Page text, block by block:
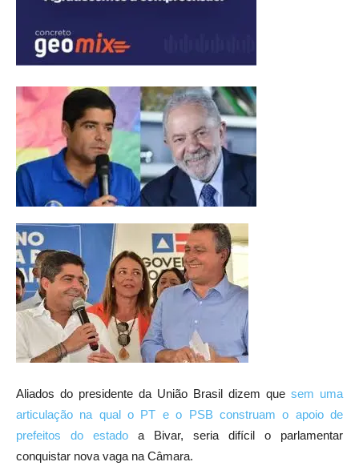
Aliados do presidente da União Brasil dizem que sem uma
articulação na qual o PT e o PSB construam o apoio de
prefeitos do estado a Bivar, seria difícil o parlamentar
conquistar nova vaga na Câmara.